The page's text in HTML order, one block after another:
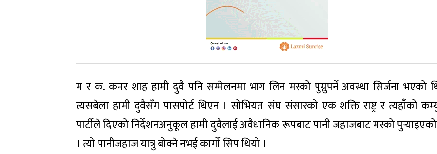
म र क. कमर शाह हामी दुवै पनि सम्मेलनमा भाग लिन मस्को पुग्नुपर्ने अवस्था सिर्जना भएको
त्यसबेला हामी दुवैसँग पासपोर्ट थिएन । सोभियत संघ संसारको एक शक्ति राष्ट्र र त्यहाँको
पार्टीले दिएको निर्देशनअनुकूल हामी दुवैलाई अवैधानिक रूपबाट पानी जहाजबाट मस्को पु
। त्यो पानीजहाज यात्रु बोक्ने नभई कार्गो सिप थियो ।